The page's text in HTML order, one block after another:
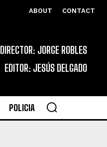
ABOUT CONTACT
DIRECTOR: JORGE ROBLES
EDITOR: JESÚS DELGADO
POLICIA